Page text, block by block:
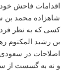
اقدامات فاحش
شاهزاده محمد بن
کسی که به نظر
بن رشید المکتوم
اصلاحات در
و نه به گسست از